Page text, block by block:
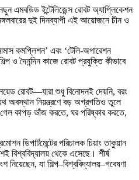
এমবডিড ইন্টেলিজেন্স রোবট অ্যাপ্লিকেশন
দুই দিনব্যাপী এই আয়োজনে চীন ও
কমপ্লিশন’ এবং ‘টেলি-অপারেশন
ও দৈনন্দিন কাজে রোবট প্রযুক্তি কীভাবে
রোবট—যারা শুধু বিনোদনই দেয়নি, বরং
অবস্থান নিয়ন্ত্রণে বড় অগ্রগতিও তুলে
কাপড় ভাঁজ করতে, ঘর পরিষ্কার করতে,
ডিপার্টমেন্টের পরিচালক চিয়াং তাকুয়ান
বিশ্ববিদ্যালয় থেকে এসেছে। শীর্ষ
যা শিল্প–বিশ্ববিদ্যালয়–গবেষণা